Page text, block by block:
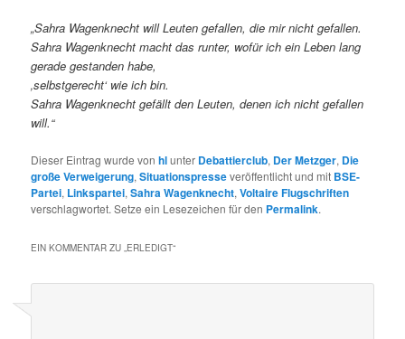
„Sahra Wagenknecht will Leuten gefallen, die mir nicht gefallen.
Sahra Wagenknecht macht das runter, wofür ich ein Leben lang
gerade gestanden habe,
‚selbstgerecht‘ wie ich bin.
Sahra Wagenknecht gefällt den Leuten, denen ich nicht gefallen
will.“
Dieser Eintrag wurde vonhlunter Debattierclub, Der Metzger, Die
große Verweigerung,Situationspresseveröffentlicht und mit BSE-
Partei, Linkspartei,Sahra Wagenknecht,Voltaire Flugschriften
verschlagwortet. Setze ein Lesezeichen für den Permalink.
EIN KOMMENTAR ZU „ ERLEDIGT“